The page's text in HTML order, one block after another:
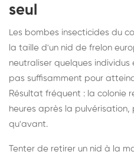
seul
Les bombes insecticides du
la taille d'un nid de frelon
neutraliser quelques
pas suffisamment pour
Résultat fréquent : la colonie
heures après la pulvérisation,
qu'avant.
Tenter de retirer un nid à la